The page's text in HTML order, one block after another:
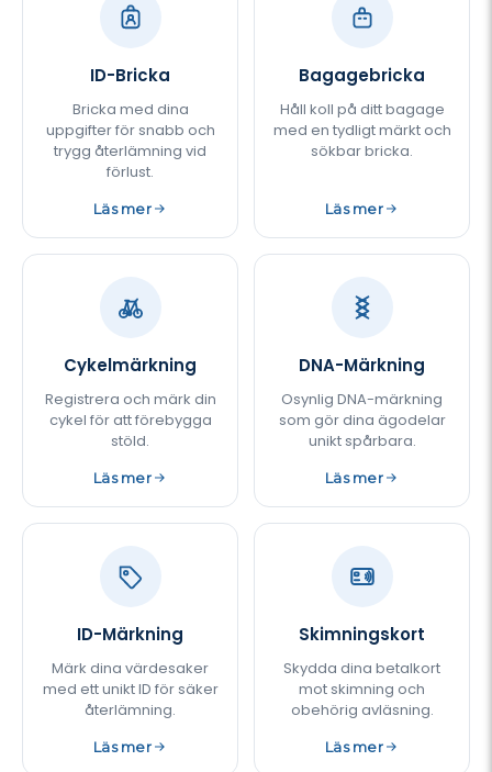
ID-Bricka
Bricka med dina
uppgifter för snabb och
trygg återlämning vid
förlust.
Läs mer
Bagagebricka
Håll koll på ditt bagage
med en tydligt märkt och
sökbar bricka.
Läs mer
Cykelmärkning
Registrera och märk din
cykel för att förebygga
stöld.
Läs mer
DNA-Märkning
Osynlig DNA-märkning
som gör dina ägodelar
unikt spårbara.
Läs mer
ID-Märkning
Märk dina värdesaker
med ett unikt ID för säker
återlämning.
Läs mer
Skimningskort
Skydda dina betalkort
mot skimning och
obehörig avläsning.
Läs mer